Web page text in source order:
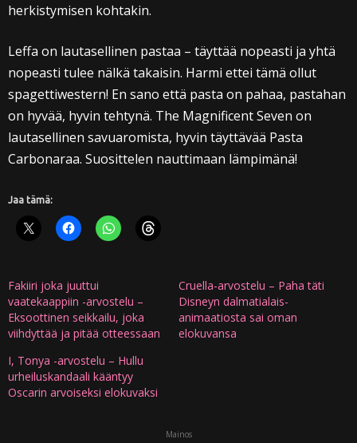
herkistymisen kohtakin.
Leffa on lautasellinen pastaa – täyttää nopeasti ja yhtä
nopeasti tulee nälkä takaisin. Harmi ettei tämä ollut
spagettiwestern! En sano että pasta on pahaa, pastahan
on hyvää, hyvin tehtynä. The Magnificent Seven on
lautasellinen savuaromista, hyvin täyttävää Pasta
Carbonaraa. Suosittelen nauttimaan lämpimänä!
Jaa tämä:
Fakiiri joka juuttui
vaatekaappiin -arvostelu –
Eksoottinen seikkailu, joka
viihdyttää ja pitää otteessaan
Cruella-arvostelu – Paha täti
Disneyn dalmatialais-
animaatiosta sai oman
elokuvansa
I, Tonya -arvostelu – Hullu
urheiluskandaali kääntyy
Oscarin arvoiseksi elokuvaksi
Mainos